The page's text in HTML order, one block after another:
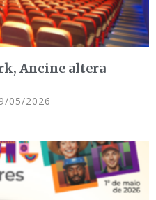
Ancine altera
05/2026